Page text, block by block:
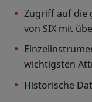
Zugriff auf die
von SIX mit
wichtigsten
Historische